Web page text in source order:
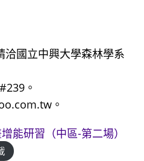
洽國立中興大學森林學系
。
。
能研習（中區-第二場）